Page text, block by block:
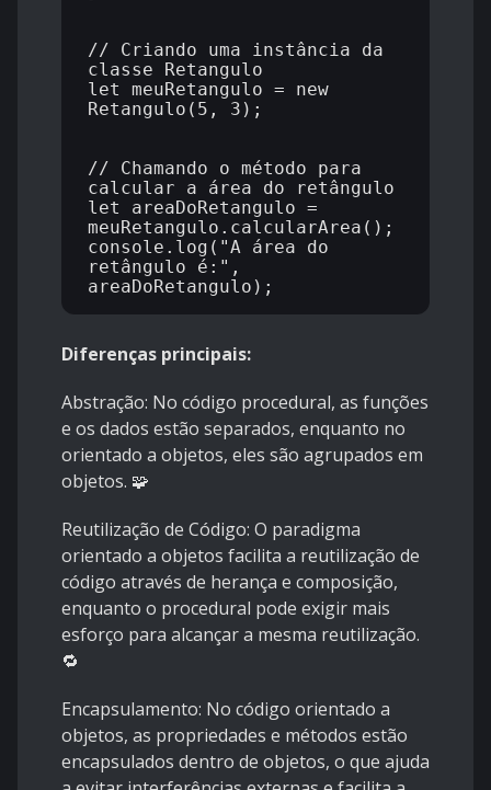
// Criando uma instância da
classe Retangulo
let meuRetangulo = new
Retangulo(5, 3);
// Chamando o método para
calcular a área do retângulo
let areaDoRetangulo =
meuRetangulo.calcularArea();
console.log("A área do
retângulo é:",
Diferenças principais:
Abstração: No código procedural, as funções
e os dados estão separados, enquanto no
orientado a objetos, eles são agrupados em
objetos. 🧩
Reutilização de Código: O paradigma
orientado a objetos facilita a reutilização de
código através de herança e composição,
enquanto o procedural pode exigir mais
esforço para alcançar a mesma reutilização.
🔁
Encapsulamento: No código orientado a
objetos, as propriedades e métodos estão
encapsulados dentro de objetos, o que ajuda